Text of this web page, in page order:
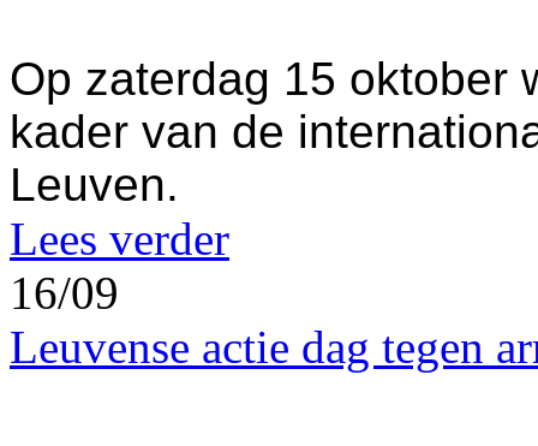
Op zaterdag 15 oktober
kader van de
Leuven.
Lees verder
16/09
Leuvense actie dag tegen